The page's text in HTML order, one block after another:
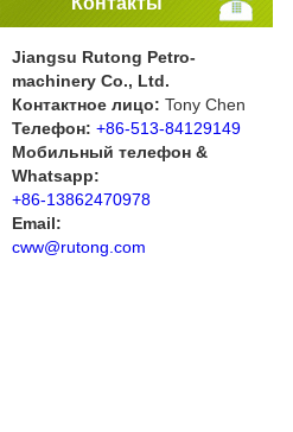
Jiangsu Rutong Petro-
machinery Co., Ltd.
Контактное лицо: Tony Chen
Телефон: +86-513-84129149
Мобильный телефон &
Whatsapp:
+86-13862470978
Email:
cww@rutong.com